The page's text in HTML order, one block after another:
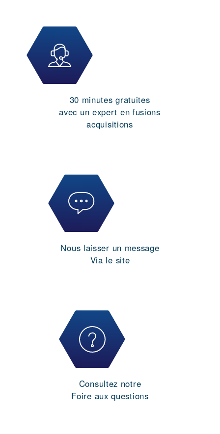
30 minutes gratuites
avec un expert en fusions
acquisitions
Nous laisser un message
Via le site
Consultez notre
Foire aux questions